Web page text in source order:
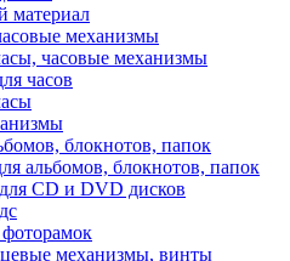
материал
механизмы
часовые механизмы
часов
блокнотов, папок
альбомов, блокнотов, папок
CD и DVD дисков
механизмы, винты